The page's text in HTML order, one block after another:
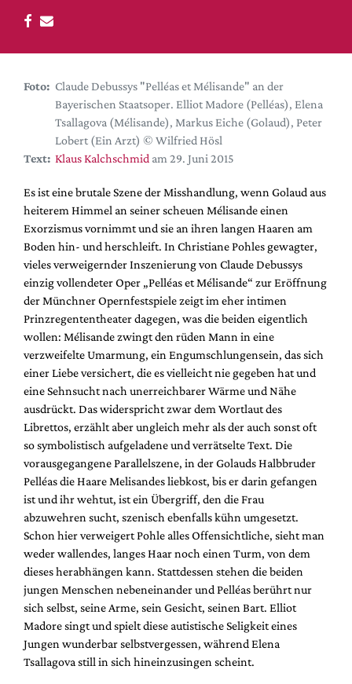
DdB-map
Kalender
Festival-Planer
Hefte
Alle Hefte
Podcast
Service
Shop / Abo
Newsletter
Redaktion
Autor:innen
Partner
Mediadaten
Suche
Foto: Claude Debussys "Pelléas et Mélisande" an der
Bayerischen Staatsoper. Elliot Madore (Pelléas), Elena
Tsallagova (Mélisande), Markus Eiche (Golaud), Peter
Lobert (Ein Arzt) © Wilfried Hösl
Text: Klaus Kalchschmid am 29. Juni 2015
Es ist eine brutale Szene der Misshandlung, wenn Golaud aus
heiterem Himmel an seiner scheuen Mélisande einen
Exorzismus vornimmt und sie an ihren langen Haaren am
Boden hin- und herschleift. In Christiane Pohles gewagter,
vieles verweigernder Inszenierung von Claude Debussys
einzig vollendeter Oper „Pelléas et Mélisande“ zur Eröffnung
der Münchner Opernfestspiele zeigt im eher intimen
Prinzregententheater dagegen, was die beiden eigentlich
wollen: Mélisande zwingt den rüden Mann in eine
verzweifelte Umarmung, ein Engumschlungensein, das sich
einer Liebe versichert, die es vielleicht nie gegeben hat und
eine Sehnsucht nach unerreichbarer Wärme und Nähe
ausdrückt. Das widerspricht zwar dem Wortlaut des
Librettos, erzählt aber ungleich mehr als der auch sonst oft
so symbolistisch aufgeladene und verrätselte Text. Die
vorausgegangene Parallelszene, in der Golauds Halbbruder
Pelléas die Haare Melisandes liebkost, bis er darin gefangen
ist und ihr wehtut, ist ein Übergriff, den die Frau
abzuwehren sucht, szenisch ebenfalls kühn umgesetzt.
Schon hier verweigert Pohle alles Offensichtliche, sieht man
weder wallendes, langes Haar noch einen Turm, von dem
dieses herabhängen kann. Stattdessen stehen die beiden
jungen Menschen nebeneinander und Pelléas berührt nur
sich selbst, seine Arme, sein Gesicht, seinen Bart. Elliot
Madore singt und spielt diese autistische Seligkeit eines
Jungen wunderbar selbstvergessen, während Elena
Tsallagova still in sich hineinzusingen scheint.